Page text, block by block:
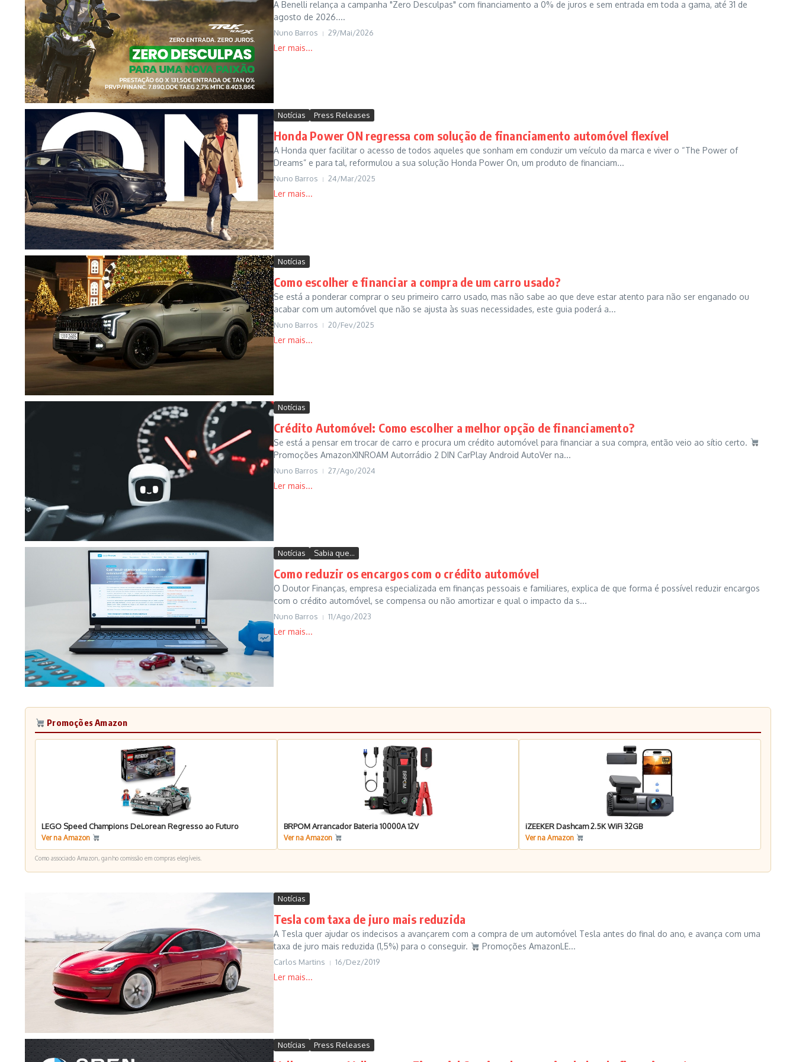
A Benelli relança a campanha "Zero Desculpas" com financiamento a 0% de juros e sem entrada em toda a gama, até 31 de
agosto de 2026....
Nuno Barros 29/Mai/2026
Notícias Press Releases
Honda Power ON regressa com solução de financiamento automóvel flexível
A Honda quer facilitar o acesso de todos aqueles que sonham em conduzir um veículo da marca e viver o “The Power of
Dreams” e para tal, reformulou a sua solução Honda Power On, um produto de financiam...
Nuno Barros 24/Mar/2025
Notícias
Como escolher e financiar a compra de um carro usado?
Se está a ponderar comprar o seu primeiro carro usado, mas não sabe ao que deve estar atento para não ser enganado ou
acabar com um automóvel que não se ajusta às suas necessidades, este guia poderá a...
Nuno Barros 20/Fev/2025
Notícias
Crédito Automóvel: Como escolher a melhor opção de financiamento?
Se está a pensar em trocar de carro e procura um crédito automóvel para financiar a sua compra, então veio ao sítio certo.
Promoções AmazonXINROAM Autorrádio 2 DIN CarPlay Android AutoVer na...
Nuno Barros 27/Ago/2024
Notícias Sabia que...
Como reduzir os encargos com o crédito automóvel
O Doutor Finanças, empresa especializada em finanças pessoais e familiares, explica de que forma é possível reduzir encargos
com o crédito automóvel, se compensa ou não amortizar e qual o impacto da s...
Nuno Barros 11/Ago/2023
Promoções Amazon
LEGO Speed Champions DeLorean Regresso ao Futuro
Ver na Amazon
BRPOM Arrancador Bateria 10000A 12V
Ver na Amazon
iZEEKER Dashcam 2.5K WiFi 32GB
Ver na Amazon
Como associado Amazon, ganho comissão em compras elegíveis.
Notícias
Tesla com taxa de juro mais reduzida
A Tesla quer ajudar os indecisos a avançarem com a compra de um automóvel Tesla antes do final do ano, e avança com uma
taxa de juro mais reduzida (1,5%) para o conseguir.
Promoções AmazonLE...
Carlos Martins 16/Dez/2019
Notícias Press Releases